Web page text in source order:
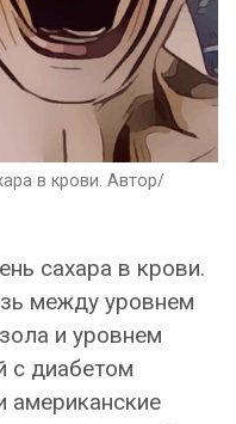
в крови. Автор/
сахара в крови.
между уровнем
и уровнем
с диабетом
американские